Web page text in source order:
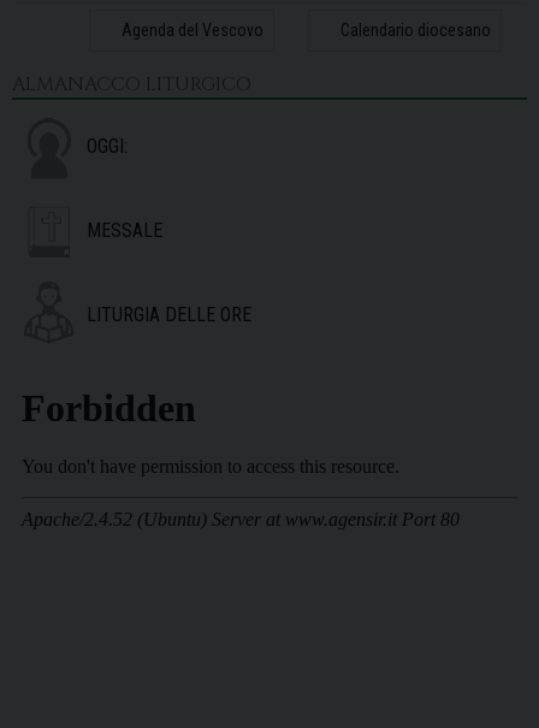
Agenda del Vescovo Calendario diocesano
ALMANACCO LITURGICO
OGGI:
MESSALE
LITURGIA DELLE ORE